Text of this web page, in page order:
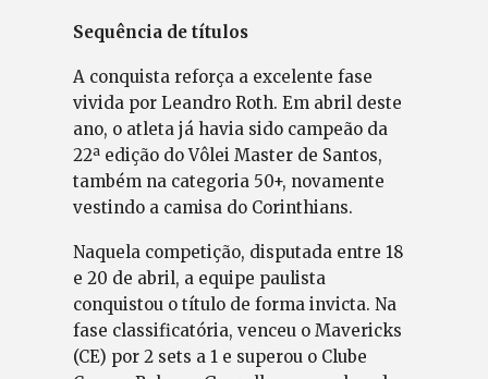
Sequência de títulos
A conquista reforça a excelente fase
vivida por Leandro Roth. Em abril deste
ano, o atleta já havia sido campeão da
22ª edição do Vôlei Master de Santos,
também na categoria 50+, novamente
vestindo a camisa do Corinthians.
Naquela competição, disputada entre 18
e 20 de abril, a equipe paulista
conquistou o título de forma invicta. Na
fase classificatória, venceu o Mavericks
(CE) por 2 sets a 1 e superou o Clube